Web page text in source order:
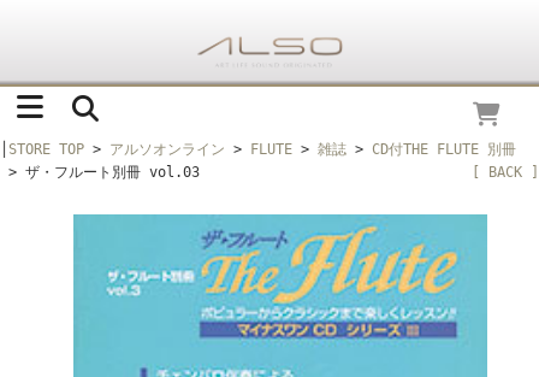
STORE TOP > アルソオンライン > FLUTE > 雑誌 > CD付THE FLUTE 別冊
> ザ・フルート別冊 vol.03
[ BACK ]